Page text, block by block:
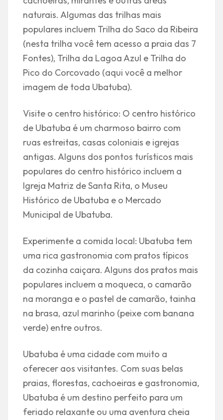
naturais. Algumas das trilhas mais
populares incluem Trilha do Saco da Ribeira
(nesta trilha você tem acesso a praia das 7
Fontes), Trilha da Lagoa Azul e Trilha do
Pico do Corcovado (aqui você a melhor
imagem de toda Ubatuba).
Visite o centro histórico: O centro histórico
de Ubatuba é um charmoso bairro com
ruas estreitas, casas coloniais e igrejas
antigas. Alguns dos pontos turísticos mais
populares do centro histórico incluem a
Igreja Matriz de Santa Rita, o Museu
Histórico de Ubatuba e o Mercado
Municipal de Ubatuba.
Experimente a comida local: Ubatuba tem
uma rica gastronomia com pratos típicos
da cozinha caiçara. Alguns dos pratos mais
populares incluem a moqueca, o camarão
na moranga e o pastel de camarão, tainha
na brasa, azul marinho (peixe com banana
verde) entre outros.
Ubatuba é uma cidade com muito a
oferecer aos visitantes. Com suas belas
praias, florestas, cachoeiras e gastronomia,
Ubatuba é um destino perfeito para um
feriado relaxante ou uma aventura cheia